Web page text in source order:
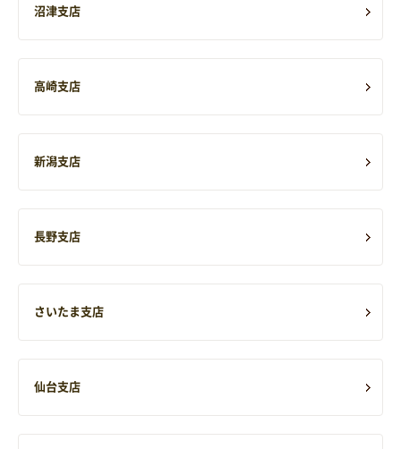
沼津支店
高崎支店
新潟支店
長野支店
さいたま支店
仙台支店